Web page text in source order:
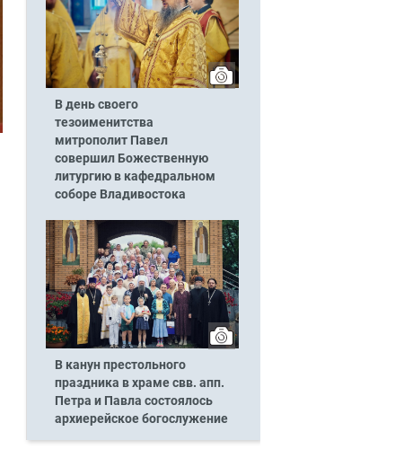
В день своего
тезоименитства
митрополит Павел
совершил Божественную
литургию в кафедральном
соборе Владивостока
В канун престольного
праздника в храме свв. апп.
Петра и Павла состоялось
архиерейское богослужение